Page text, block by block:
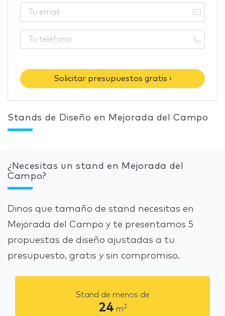
Solicitar presupuestos gratis ›
Stands de Diseño en Mejorada del Campo
¿Necesitas un stand en Mejorada del
Campo?
Dinos que tamaño de stand necesitas en
Mejorada del Campo y te presentamos 5
propuestas de diseño ajustadas a tu
presupuesto, gratis y sin compromiso.
Stand de menos de
24 m2